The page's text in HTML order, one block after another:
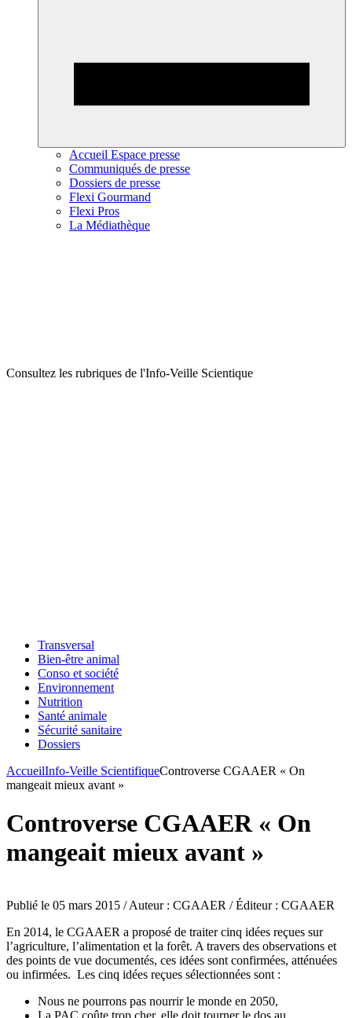
Accueil Espace presse
Communiqués de presse
Dossiers de presse
Flexi Gourmand
Flexi Pros
La Médiathèque
Consultez les rubriques de l'Info-Veille Scientique
Transversal
Bien-être animal
Conso et société
Environnement
Nutrition
Santé animale
Sécurité sanitaire
Dossiers
AccueilInfo-Veille ScientifiqueControverse CGAAER « On
mangeait mieux avant »
Controverse CGAAER « On
mangeait mieux avant »
Publié le 05 mars 2015 / Auteur : CGAAER / Éditeur : CGAAER
En 2014, le CGAAER a proposé de traiter cinq idées reçues sur
l’agriculture, l’alimentation et la forêt. A travers des observations et
des points de vue documentés, ces idées sont confirmées, atténuées
ou infirmées. Les cinq idées reçues sélectionnées sont :
Nous ne pourrons pas nourrir le monde en 2050,
La PAC coûte trop cher, elle doit tourner le dos au